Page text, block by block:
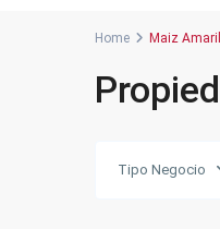
Home Maiz
Tipo Negocio
Maiz